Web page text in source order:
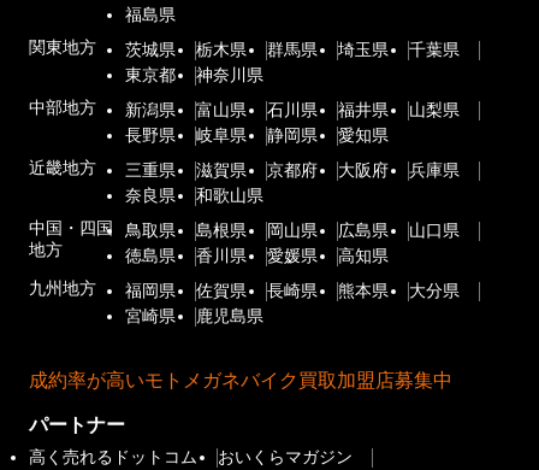
福島県
関東地方
茨城県 栃木県 群馬県 埼玉県
千葉県
東京都
神奈川県
中部地方
新潟県 富山県 石川県 福井県
山梨県
長野県
岐阜県 静岡県
愛知県
近畿地方
三重県 滋賀県 京都府 大阪府
兵庫県
奈良県
和歌山県
中国・四国
地方
鳥取県 島根県 岡山県 広島県
山口県
徳島県
香川県 愛媛県
高知県
九州地方
福岡県 佐賀県 長崎県 熊本県
大分県
宮崎県
鹿児島県
成約率が高いモトメガネバイク買取加盟店募集中
パートナー
高く売れるドットコム
おいくらマガジン